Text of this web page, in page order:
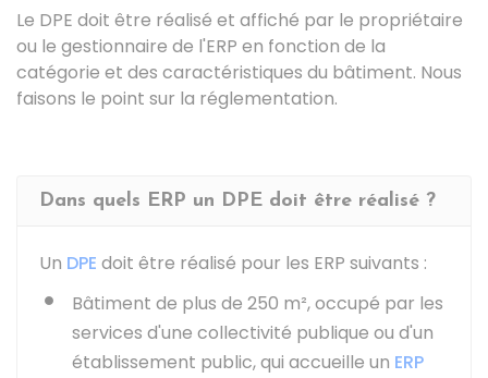
Le DPE doit être réalisé et affiché par le propriétaire
ou le gestionnaire de l'ERP en fonction de la
catégorie et des caractéristiques du bâtiment. Nous
faisons le point sur la réglementation.
Dans quels ERP un DPE doit être réalisé ?
Un DPE doit être réalisé pour les ERP suivants :
Bâtiment de plus de 250 m², occupé par les
services d'une collectivité publique ou d'un
établissement public, qui accueille un ERP